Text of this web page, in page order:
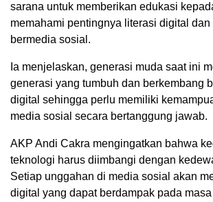
sarana untuk memberikan edukasi
memahami pentingnya literasi digital
bermedia sosial.
Ia menjelaskan, generasi muda saat ini
generasi yang tumbuh dan berkembang
digital sehingga perlu memiliki
media sosial secara bertanggung jawab.
AKP Andi Cakra mengingatkan bahwa
teknologi harus diimbangi dengan
Setiap unggahan di media sosial akan
digital yang dapat berdampak pada